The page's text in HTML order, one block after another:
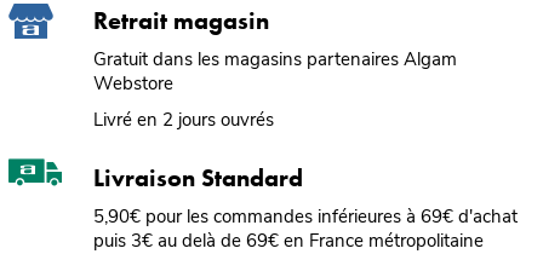
Retrait magasin
Gratuit dans les magasins partenaires Algam
Webstore
Livré en 2 jours ouvrés
Livraison Standard
5,90€ pour les commandes inférieures à 69€ d'achat
puis 3€ au delà de 69€ en France métropolitaine